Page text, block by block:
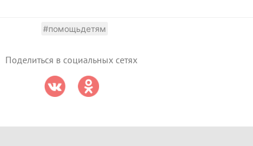
#помощьдетям
Поделиться в социальных сетях